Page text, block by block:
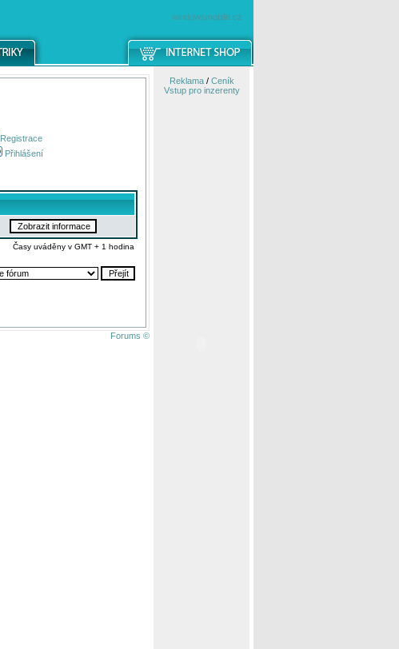
windowsmobile.cz
Registrace
Přihlášení
Časy uváděny v GMT + 1 hodina
Forums ©
Reklama/ Ceník
Vstup pro inzerenty